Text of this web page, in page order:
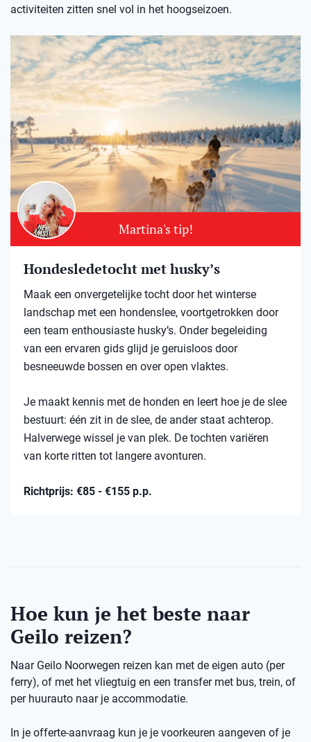
activiteiten zitten snel vol in het hoogseizoen.
Martina's tip!
Hondesledetocht met husky’s
Maak een onvergetelijke tocht door het winterse
landschap met een hondenslee, voortgetrokken door
een team enthousiaste husky’s. Onder begeleiding
van een ervaren gids glijd je geruisloos door
besneeuwde bossen en over open vlaktes.
Je maakt kennis met de honden en leert hoe je de slee
bestuurt: één zit in de slee, de ander staat achterop.
Halverwege wissel je van plek. De tochten variëren
van korte ritten tot langere avonturen.
Richtprijs: €85 - €155 p.p.
Hoe kun je het beste naar
Geilo reizen?
Naar Geilo Noorwegen reizen kan met de eigen auto (per
ferry), of met het vliegtuig en een transfer met bus, trein, of
per huurauto naar je accommodatie.
In je offerte-aanvraag kun je je voorkeuren aangeven of je